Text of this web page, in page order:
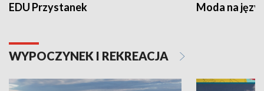
EDU Przystanek Moda na
WYPOCZYNEK I REKREACJA